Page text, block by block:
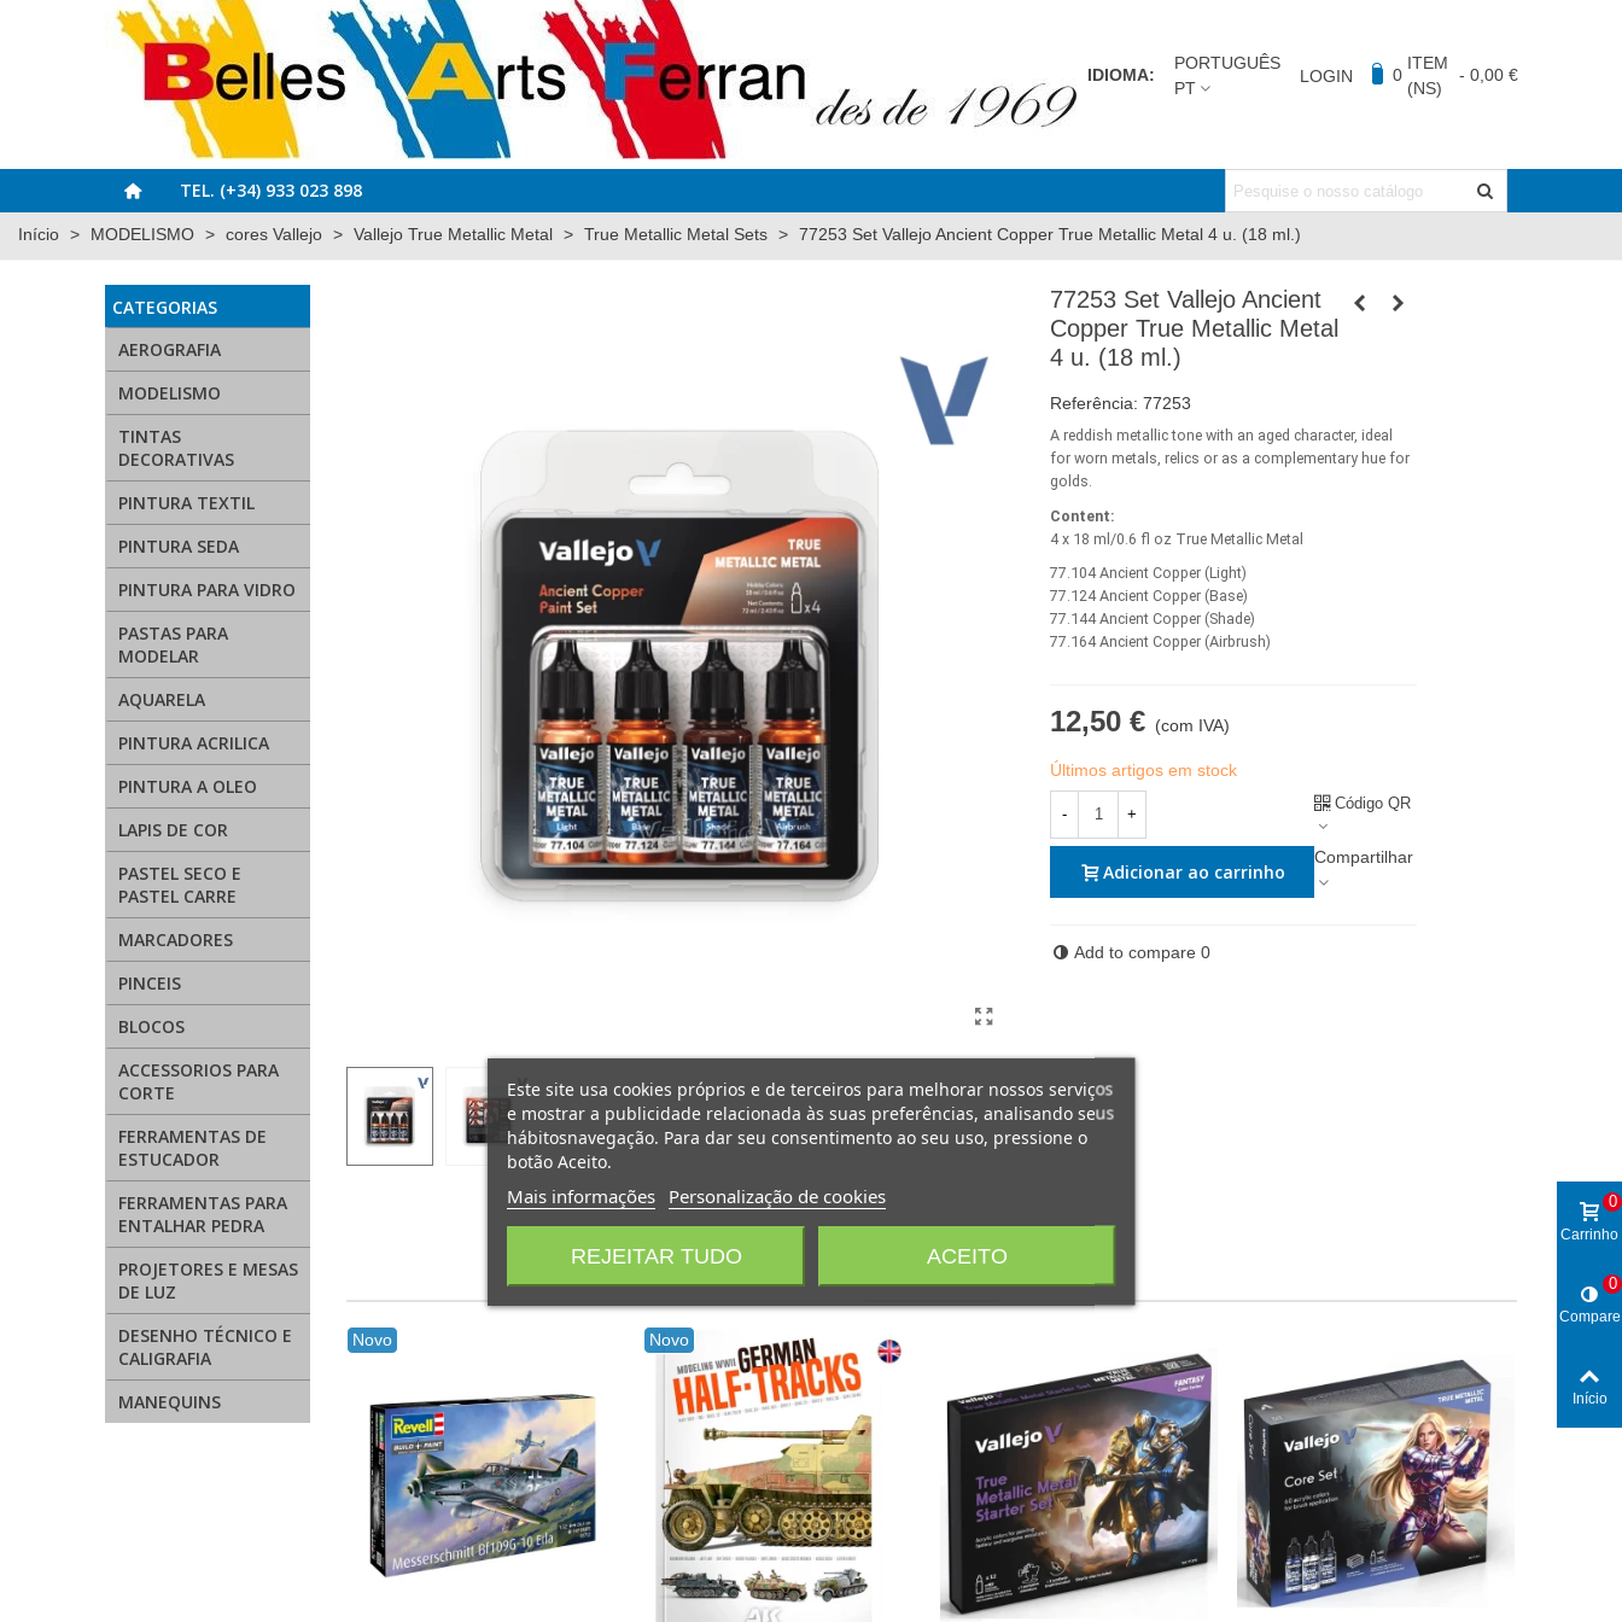
IDIOMA:
PORTUGUÊS
PT
LOGIN 0
ITEM
(NS)
- 0,00 €
TEL. (+34) 933 023 898
Início > MODELISMO > cores Vallejo > Vallejo True Metallic Metal > True Metallic Metal Sets > 77253 Set Vallejo Ancient Copper True Metallic Metal 4 u. (18 ml.)
CATEGORIAS
AEROGRAFIA
MODELISMO
TINTAS
DECORATIVAS
PINTURA TEXTIL
PINTURA SEDA
PINTURA PARA VIDRO
PASTAS PARA
MODELAR
AQUARELA
PINTURA ACRILICA
PINTURA A OLEO
LAPIS DE COR
PASTEL SECO E
PASTEL CARRE
MARCADORES
PINCEIS
BLOCOS
ACCESSORIOS PARA
CORTE
FERRAMENTAS DE
ESTUCADOR
FERRAMENTAS PARA
ENTALHAR PEDRA
PROJETORES E MESAS
DE LUZ
DESENHO TÉCNICO E
CALIGRAFIA
MANEQUINS
77253 Set Vallejo Ancient
Copper True Metallic Metal
4 u. (18 ml.)
Referência: 77253
A reddish metallic tone with an aged character, ideal
for worn metals, relics or as a complementary hue for
golds.
Content:
4 x 18 ml/0.6 fl oz True Metallic Metal
77.104 Ancient Copper (Light)
77.124 Ancient Copper (Base)
77.144 Ancient Copper (Shade)
77.164 Ancient Copper (Airbrush)
12,50 € (com IVA)
Últimos artigos em stock
- +
Adicionar ao carrinho
Código QR
Compartilhar
Add to compare 0
PODE GOSTAR
Novo Novo
Este site usa cookies próprios e de terceiros para melhorar nossos serviços
e mostrar a publicidade relacionada às suas preferências, analisando seus
hábitosnavegação. Para dar seu consentimento ao seu uso, pressione o
botão Aceito.
Mais informações Personalização de cookies
REJEITAR TUDO ACEITO
Carrinho
0
Compare
0
Início